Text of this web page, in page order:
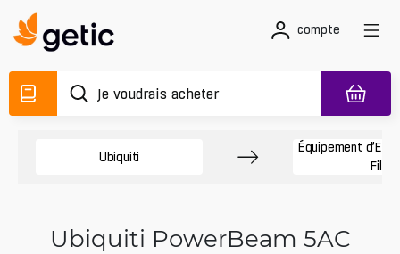
compte
Ubiquiti
Équipement
Fil
Ubiquiti PowerBeam 5AC